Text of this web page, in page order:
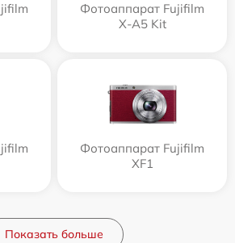
Фотоаппарат Fujifilm
X-A5 Kit
Фотоаппарат Fujifilm
XF1
Показать больше